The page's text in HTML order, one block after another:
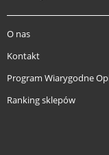
O nas
Kontakt
Program Wiarygodne
Ranking sklepów